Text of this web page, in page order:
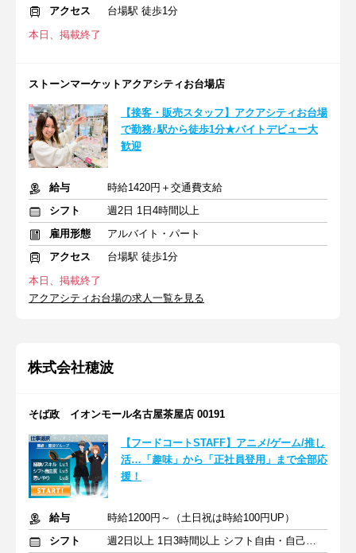
アクセス
台場駅 徒歩1分
本日、掲載終了
ストーンマーケットアクアシティお台場店
【接客・販売スタッフ】アクアシティお台場
で勤務♪駅から徒歩1分★バイトデビュー大
歓迎
給与
時給1420円＋交通費支給
シフト
週2日 1日4時間以上
雇用形態
アルバイト・パート
アクセス
台場駅 徒歩1分
本日、掲載終了
アクアシティお台場の求人一覧を見る
株式会社穂波
そば政 イオンモール名古屋茶屋店 00191
【フードコートSTAFF】アニメ/ゲーム/推し
活…「趣味」から「正社員登用」まで全部応
援！
給与
時給1200円～（土日祝は時給100円UP）
シフト
週2日以上 1日3時間以上 シフト自由・自己申告